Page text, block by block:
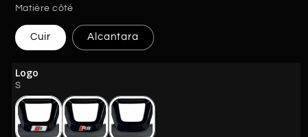
Matière côté
Cuir Alcantara
Logo
S